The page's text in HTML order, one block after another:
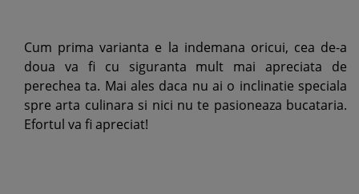
Cum prima varianta e la indemana oricui, cea de-a
doua va fi cu siguranta mult mai apreciata de
perechea ta. Mai ales daca nu ai o inclinatie speciala
spre arta culinara si nici nu te pasioneaza bucataria.
Efortul va fi apreciat!